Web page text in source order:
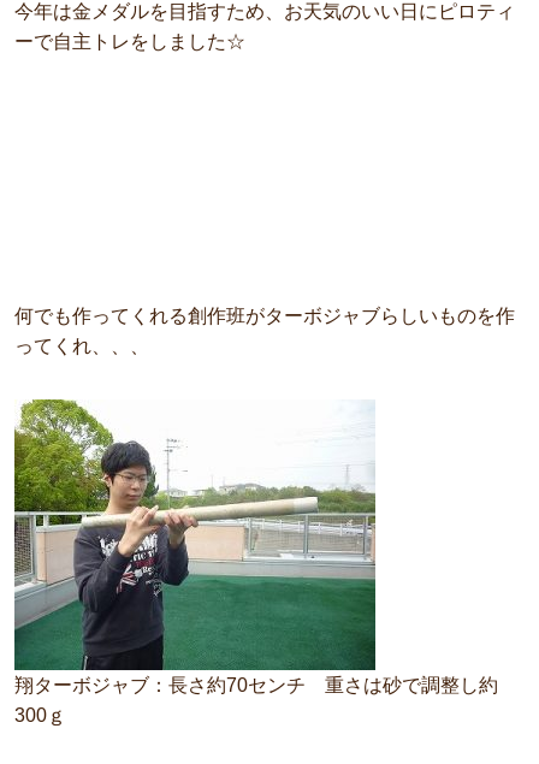
今年は金メダルを目指すため、お天気のいい日にピロティ
ーで自主トレをしました☆
何でも作ってくれる創作班がターボジャブらしいものを作
ってくれ、、、
翔ターボジャブ：長さ約70センチ 重さは砂で調整し約
300ｇ